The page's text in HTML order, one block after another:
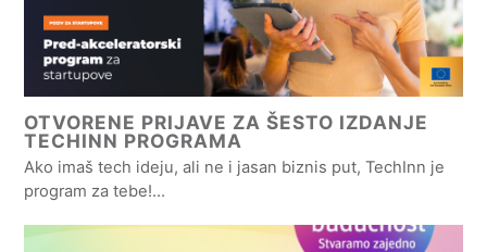
OTVORENE PRIJAVE ZA ŠESTO IZDANJE
TECHINN PROGRAMA
Ako imaš tech ideju, ali ne i jasan biznis put, TechInn je
program za tebe!…